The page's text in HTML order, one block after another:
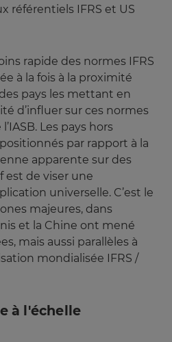
référentiels IFRS et US
rapide des normes IFRS
à la fois à la proximité
pays les mettant en
d’influer sur ces normes
Les pays hors
par rapport à la
apparente sur des
est de viser une
universelle. C’est le
majeures, dans
et la Chine ont mené
mais aussi parallèles à
mondialisée IFRS /
à l'échelle